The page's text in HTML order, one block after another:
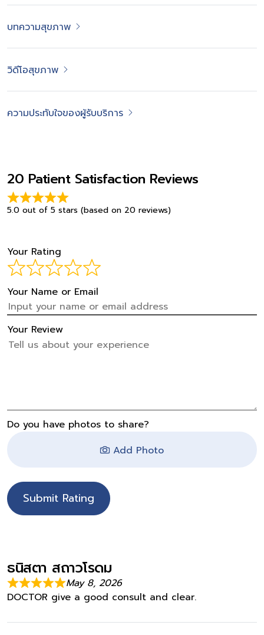
บทความสุขภาพ
วิดีโอสุขภาพ
ความประทับใจของผู้รับบริการ
20 Patient Satisfaction Reviews
5.0 out of 5 stars (based on 20 reviews)
Your Rating
Your Name or Email
Your Review
Do you have photos to share?
Add Photo
Submit Rating
ธนิสตา สถาวโรดม
May 8, 2026
DOCTOR give a good consult and clear.